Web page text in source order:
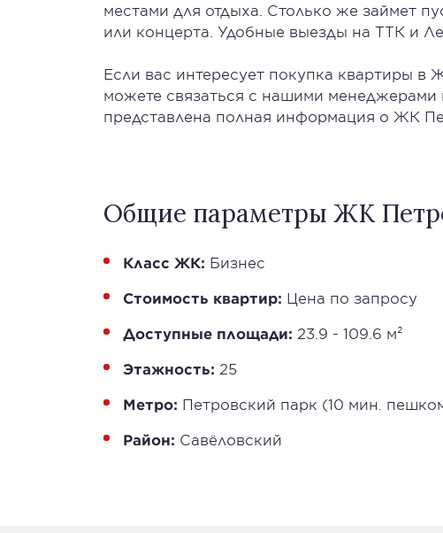
местами для отдыха. Столько же займет
или концерта. Удобные выезды на ТТК и
Если вас интересует покупка квартиры
можете связаться с нашими менеджерами
представлена полная информация о ЖК
Общие параметры ЖК
Класс ЖК: Бизнес
Стоимость квартир: Цена по запросу
Доступные площади: 23.9 - 109.6 м²
Этажность: 25
Метро: Петровский парк (10 мин.
Район: Савёловский